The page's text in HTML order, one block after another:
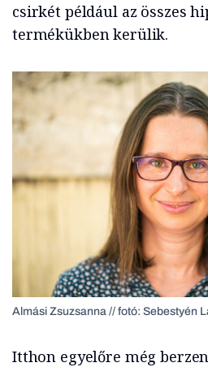
csirkét például az összes
termékükben kerülik.
Almási Zsuzsanna // fotó: Sebestyén
Itthon egyelőre még